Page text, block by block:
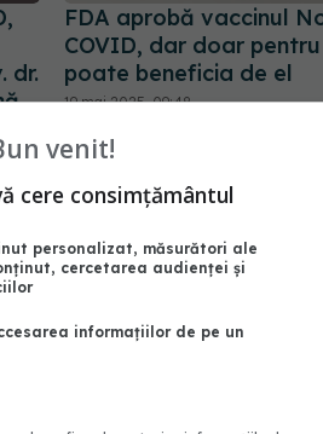
dr.
FDA aprobă vaccinul
COVID, dar doar pentru
poate beneficia de el
19 mai 2025, 09:48
venit!
cere consimțământul
personalizat, măsurători ale
cercetarea audienței și
informațiilor de pe un